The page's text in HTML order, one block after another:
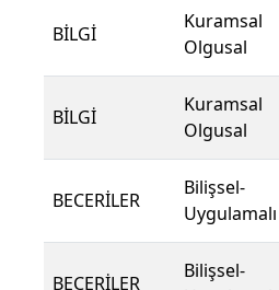
BİLGİ
Kuramsal
Olgusal
BİLGİ
Kuramsal
Olgusal
BECERİLER
Bilişsel-
Uygulamalı
BECERİLER
Bilişsel-